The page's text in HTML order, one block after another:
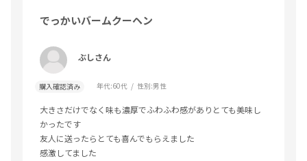
でっかいバームクーヘン
ぶしさん
購入確認済み 年代:60代 性別:男性
大きさだけでなく味も濃厚でふわふわ感がありとても美味し
かったです
友人に送ったらとても喜んでもらえました
感激してました